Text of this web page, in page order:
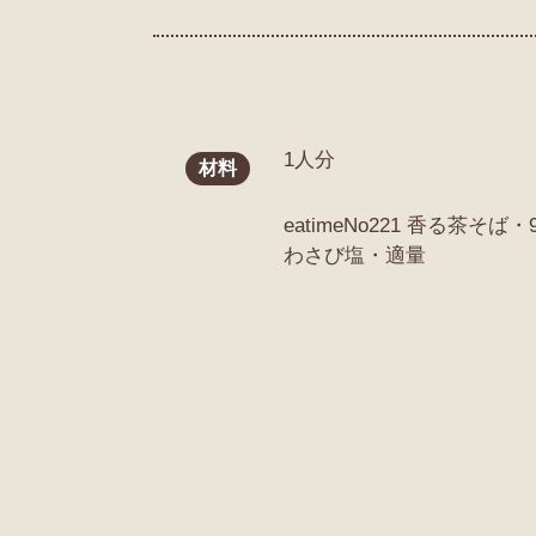
材料 1人分
eatimeNo221 香る茶そば・
わさび塩・適量